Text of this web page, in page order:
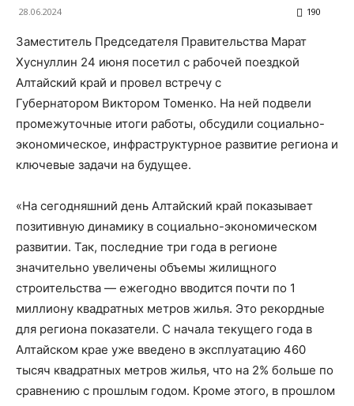
28.06.2024 190
Заместитель Председателя Правительства Марат
Хуснуллин 24 июня посетил с рабочей поездкой
Алтайский край и провел встречу с
Губернатором Виктором Томенко. На ней подвели
промежуточные итоги работы, обсудили социально-
экономическое, инфраструктурное развитие региона и
ключевые задачи на будущее.
«На сегодняшний день Алтайский край показывает
позитивную динамику в социально-экономическом
развитии. Так, последние три года в регионе
значительно увеличены объемы жилищного
строительства — ежегодно вводится почти по 1
миллиону квадратных метров жилья. Это рекордные
для региона показатели. С начала текущего года в
Алтайском крае уже введено в эксплуатацию 460
тысяч квадратных метров жилья, что на 2% больше по
сравнению с прошлым годом. Кроме этого, в прошлом